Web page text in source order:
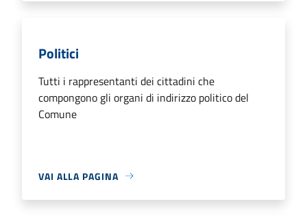
Politici
Tutti i rappresentanti dei cittadini che
compongono gli organi di indirizzo politico del
Comune
VAI ALLA PAGINA